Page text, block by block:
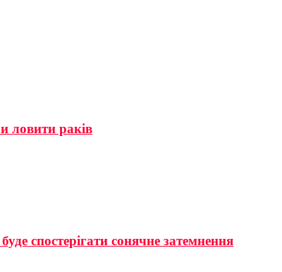
ловити раків
спостерігати сонячне затемнення